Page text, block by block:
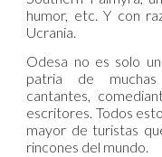
humor, etc. Y con
Ucrania.
Odesa no es solo
patria de muchas
cantantes,
escritores. Todos
mayor de turistas
rincones del mundo.